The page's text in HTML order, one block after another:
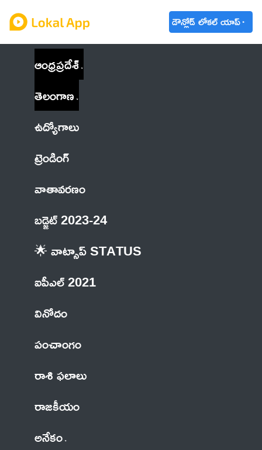
డౌన్లోడ్ లోకల్ యాప్
ఆంధ్రప్రదేశ్
తెలంగాణ
ఉద్యోగాలు
ట్రెండింగ్
వాతావరణం
బడ్జెట్ 2023-24
🌟 వాట్సాప్ STATUS
ఐపీఎల్ 2021
వినోదం
పంచాంగం
రాశి ఫలాలు
రాజకీయం
అనేకం